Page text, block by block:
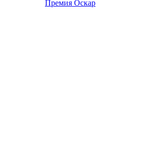
Премия Оскар